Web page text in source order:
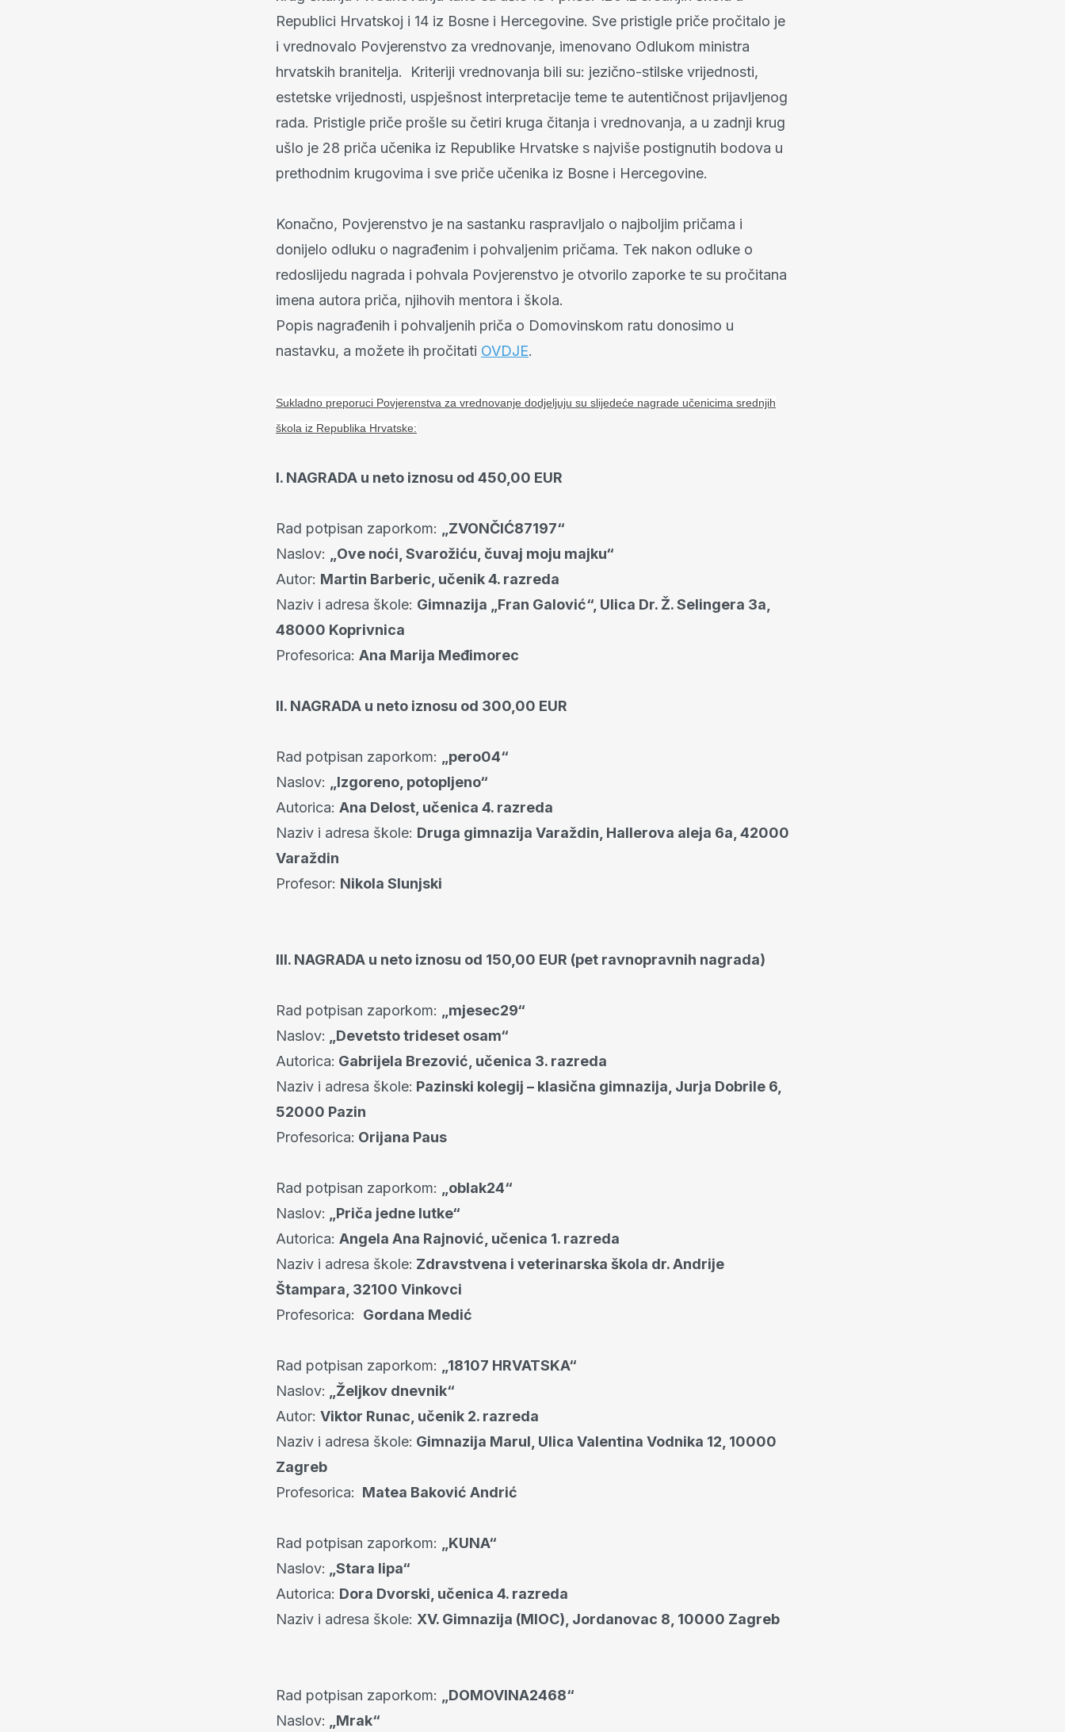
Republici Hrvatskoj i 14 iz Bosne i Hercegovine. Sve pristigle priče pročitalo je
i vrednovalo Povjerenstvo za vrednovanje, imenovano Odlukom ministra
hrvatskih branitelja. Kriteriji vrednovanja bili su: jezično-stilske vrijednosti,
estetske vrijednosti, uspješnost interpretacije teme te autentičnost prijavljenog
rada. Pristigle priče prošle su četiri kruga čitanja i vrednovanja, a u zadnji krug
ušlo je 28 priča učenika iz Republike Hrvatske s najviše postignutih bodova u
prethodnim krugovima i sve priče učenika iz Bosne i Hercegovine.
Konačno, Povjerenstvo je na sastanku raspravljalo o najboljim pričama i
donijelo odluku o nagrađenim i pohvaljenim pričama. Tek nakon odluke o
redoslijedu nagrada i pohvala Povjerenstvo je otvorilo zaporke te su pročitana
imena autora priča, njihovih mentora i škola.
Popis nagrađenih i pohvaljenih priča o Domovinskom ratu donosimo u
nastavku, a možete ih pročitati OVDJE.
Sukladno preporuci Povjerenstva za vrednovanje dodjeljuju su slijedeće nagrade učenicima srednjih
škola iz Republika Hrvatske:
I. NAGRADA u neto iznosu od 450,00 EUR
Rad potpisan zaporkom: „ZVONČIĆ87197“
Naslov: „Ove noći, Svarožiću, čuvaj moju majku“
Autor: Martin Barberic, učenik 4. razreda
Naziv i adresa škole: Gimnazija „Fran Galović“, Ulica Dr. Ž. Selingera 3a,
48000 Koprivnica
Profesorica: Ana Marija Međimorec
II. NAGRADA u neto iznosu od 300,00 EUR
Rad potpisan zaporkom: „pero04“
Naslov: „Izgoreno, potopljeno“
Autorica: Ana Delost, učenica 4. razreda
Naziv i adresa škole: Druga gimnazija Varaždin, Hallerova aleja 6a, 42000
Varaždin
Profesor: Nikola Slunjski
III. NAGRADA u neto iznosu od 150,00 EUR (pet ravnopravnih nagrada)
Rad potpisan zaporkom: „mjesec29“
Naslov: „Devetsto trideset osam“
Autorica: Gabrijela Brezović, učenica 3. razreda
Naziv i adresa škole: Pazinski kolegij – klasična gimnazija, Jurja Dobrile 6,
52000 Pazin
Profesorica: Orijana Paus
Rad potpisan zaporkom: „oblak24“
Naslov: „Priča jedne lutke“
Autorica: Angela Ana Rajnović, učenica 1. razreda
Naziv i adresa škole: Zdravstvena i veterinarska škola dr. Andrije
Štampara, 32100 Vinkovci
Profesorica: Gordana Medić
Rad potpisan zaporkom: „18107 HRVATSKA“
Naslov: „Željkov dnevnik“
Autor: Viktor Runac, učenik 2. razreda
Naziv i adresa škole: Gimnazija Marul, Ulica Valentina Vodnika 12, 10000
Zagreb
Profesorica: Matea Baković Andrić
Rad potpisan zaporkom: „KUNA“
Naslov: „Stara lipa“
Autorica: Dora Dvorski, učenica 4. razreda
Naziv i adresa škole: XV. Gimnazija (MIOC), Jordanovac 8, 10000 Zagreb
Rad potpisan zaporkom: „DOMOVINA2468“
Naslov: „Mrak“